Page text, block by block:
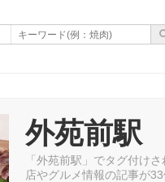
外苑前駅
「外苑前駅」でタグ付け
店やグルメ情報の記事が33